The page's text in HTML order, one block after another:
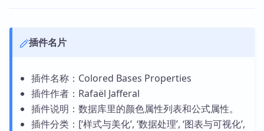
插件名片
插件名称：Colored Bases Properties
插件作者：Rafaël Jafferal
插件说明：数据库里的颜色属性列表和公式属性。
插件分类：[‘样式与美化’, ‘数据处理’, ‘图表与可视化’,